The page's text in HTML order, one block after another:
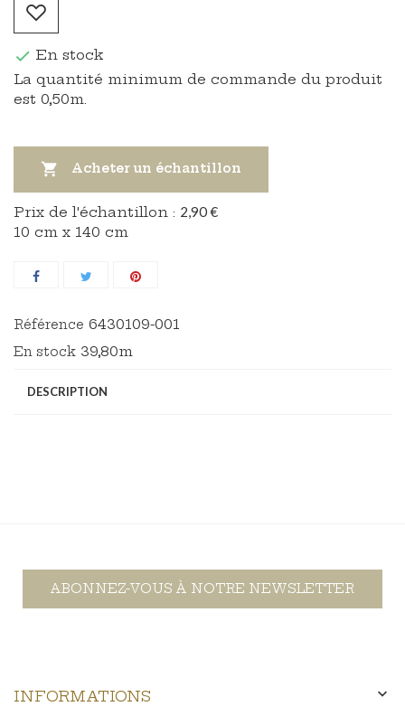
 En stock
La quantité minimum de commande du produit
est 0,50m.
 Acheter un échantillon
Prix ​​de l'échantillon : 2,90 €
10 cm x 140 cm
Référence 6430109-001
En stock 39,80m
DESCRIPTION
ABONNEZ-VOUS À NOTRE NEWSLETTER
INFORMATIONS 